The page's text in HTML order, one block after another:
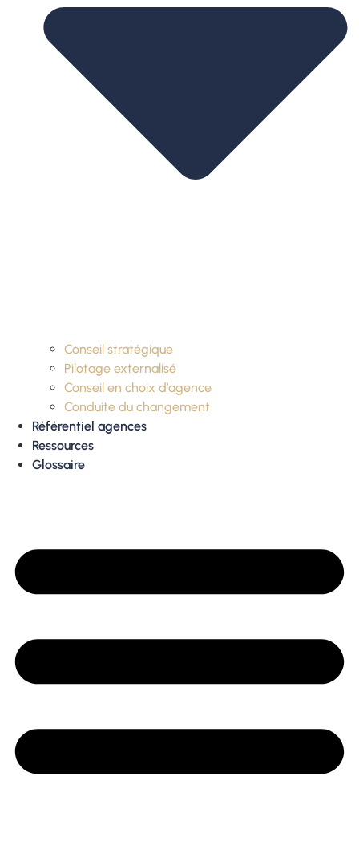
Conseil stratégique
Pilotage externalisé
Conseil en choix d’agence
Conduite du changement
Référentiel agences
Ressources
Glossaire